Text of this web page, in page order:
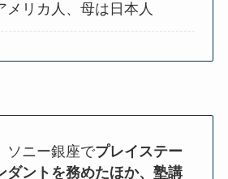
メリカ人、母は日本人
ソニー銀座でプレイステー
ダントを務めたほか、塾講